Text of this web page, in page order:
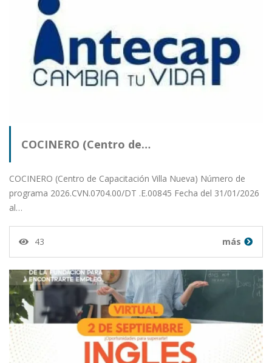
COCINERO (Centro de…
COCINERO (Centro de Capacitación Villa Nueva) Número de
programa 2026.CVN.0704.00/DT .E.00845 Fecha del 31/01/2026
al…
43 más